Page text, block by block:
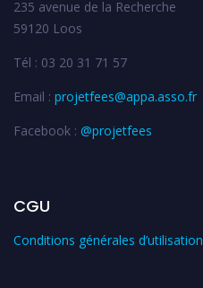
235 avenue de la Recherche
59120 Loos
Tél : 03 20 31 71 57
Email : projetfees@appa.asso.fr
Facebook : @projetfees
CGU
Conditions générales d’utilisation